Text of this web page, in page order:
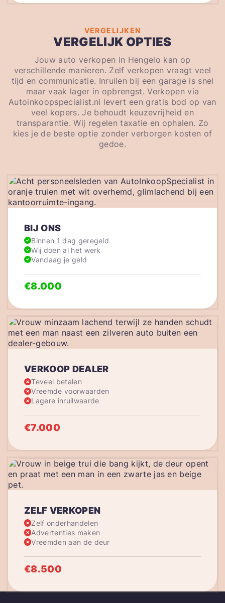
VERGELIJKEN
VERGELIJK OPTIES
Jouw auto verkopen in Hengelo kan op
verschillende manieren. Zelf verkopen vraagt veel
tijd en communicatie. Inruilen bij een garage is snel
maar vaak lager in opbrengst. Verkopen via
Autoinkoopspecialist.nl levert een gratis bod op van
veel kopers. Je behoudt keuzevrijheid en
transparantie. Wij regelen taxatie en ophalen. Zo
kies je de beste optie zonder verborgen kosten of
gedoe.
VERKOOP DEALER
Teveel betalen
Vreemde voorwaarden
Lagere inruilwaarde
€7.000
BIJ ONS
Binnen 1 dag geregeld
Wij doen al het werk
Vandaag je geld
€8.000
ZELF VERKOPEN
Zelf onderhandelen
Advertenties maken
Vreemden aan de deur
€8.500